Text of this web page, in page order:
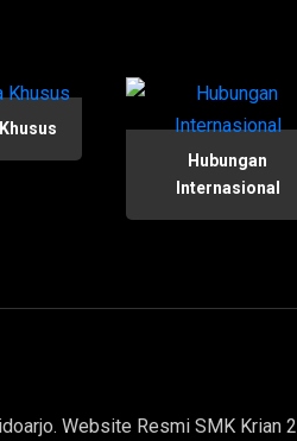
Hubungan
Internasional
Website Resmi SMK Krian 2